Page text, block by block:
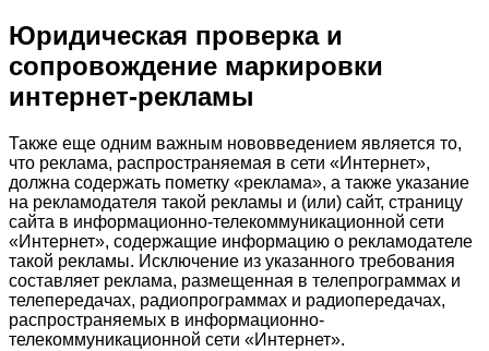
Юридическая проверка и
сопровождение маркировки
интернет-рекламы
Также еще одним важным нововведением является то,
что реклама, распространяемая в сети «Интернет»,
должна содержать пометку «реклама», а также указание
на рекламодателя такой рекламы и (или) сайт, страницу
сайта в информационно-телекоммуникационной сети
«Интернет», содержащие информацию о рекламодателе
такой рекламы. Исключение из указанного требования
составляет реклама, размещенная в телепрограммах и
телепередачах, радиопрограммах и радиопередачах,
распространяемых в информационно-
телекоммуникационной сети «Интернет».